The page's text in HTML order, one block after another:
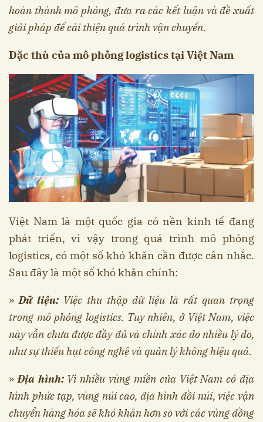
hoàn thành mô phỏng, đưa ra các kết luận và đề xuất
giải pháp để cải thiện quá trình vận chuyển.
Đặc thù của mô phỏng logistics tại Việt Nam
Việt Nam là một quốc gia có nền kinh tế đang
phát triển, vì vậy trong quá trình mô phỏng
logistics, có một số khó khăn cần được cân nhắc.
Sau đây là một số khó khăn chính:
»Dữ liệu: Việc thu thập dữ liệu là rất quan trọng
trong mô phỏng logistics. Tuy nhiên, ở Việt Nam, việc
này vẫn chưa được đầy đủ và chính xác do nhiều lý do,
như sự thiếu hụt công nghệ và quản lý không hiệu quả.
»Địa hình: Vì nhiều vùng miền của Việt Nam có địa
hình phức tạp, vùng núi cao, địa hình đồi núi, việc vận
chuyển hàng hóa sẽ khó khăn hơn so với các vùng đồng